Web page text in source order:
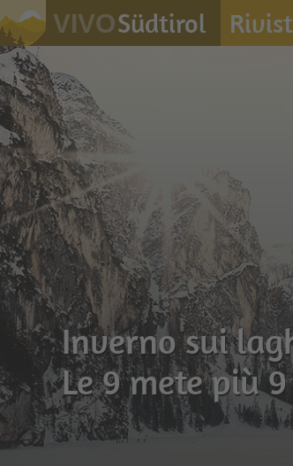
VIVOSüdtirol
Inverno sui
Le 9 mete più